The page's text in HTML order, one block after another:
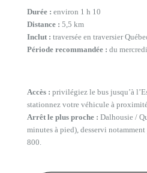
Durée : environ 1 h 10
Distance : 5,5 km
Inclut : traversée en traversier
Période recommandée : du
Accès : privilégiez le bus jusqu’à
stationnez votre véhicule à
Arrêt le plus proche : Dalhousie /
minutes à pied), desservi
800.